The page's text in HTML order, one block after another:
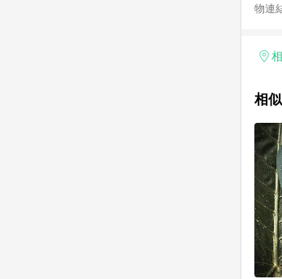
物連
計
後續
知
指
單日
單記
事項
購買
蝦皮
自 2018/
合贈點資格 6.若因系統異常無法追蹤訂單，致
相